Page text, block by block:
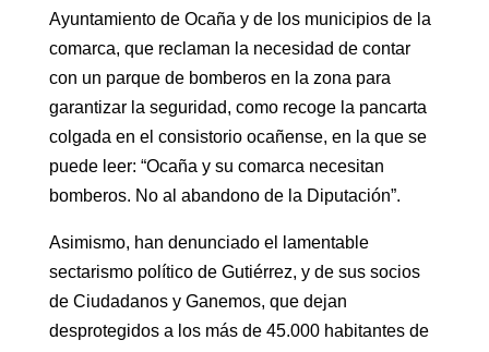
Ayuntamiento de Ocaña y de los municipios de la
comarca, que reclaman la necesidad de contar
con un parque de bomberos en la zona para
garantizar la seguridad, como recoge la pancarta
colgada en el consistorio ocañense, en la que se
puede leer: “Ocaña y su comarca necesitan
bomberos. No al abandono de la Diputación”.
Asimismo, han denunciado el lamentable
sectarismo político de Gutiérrez, y de sus socios
de Ciudadanos y Ganemos, que dejan
desprotegidos a los más de 45.000 habitantes de